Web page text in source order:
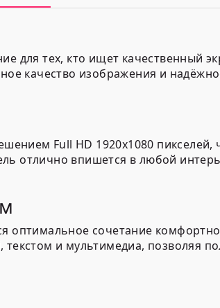
для тех, кто ищет качественный
качество изображения и
Full HD 1920x1080 пикселей,
отлично впишется в любой
оптимальное сочетание
и мультимедиа, позволяя